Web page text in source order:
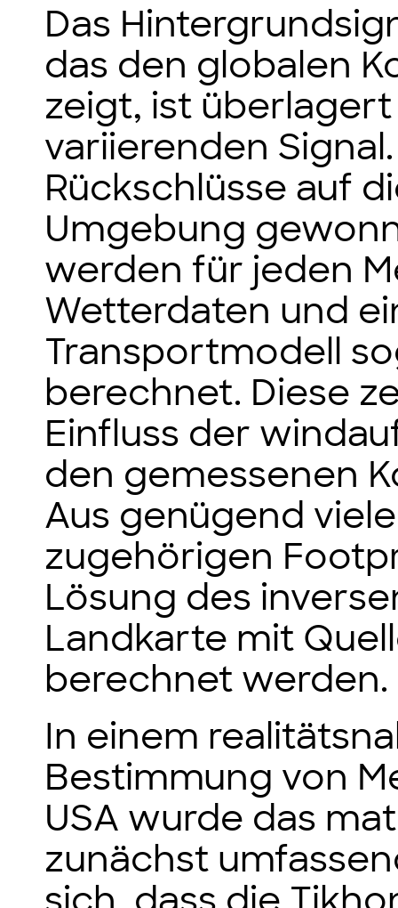
Das
das den globalen
zeigt, ist
variierenden
Rückschlüsse auf
Umgebung
werden für jeden
Wetterdaten und
Transportmodell
berechnet. Diese
Einfluss der
den gemessenen
Aus genügend
zugehörigen
Lösung des
Landkarte mit
berechnet werden.
In einem
Bestimmung von
USA wurde das
zunächst